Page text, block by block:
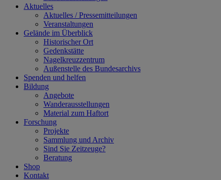
Aktuelles
Aktuelles / Pressemitteilungen
Veranstaltungen
Gelände im Überblick
Historischer Ort
Gedenkstätte
Nagelkreuzzentrum
Außenstelle des Bundesarchivs
Spenden und helfen
Bildung
Angebote
Wanderausstellungen
Material zum Haftort
Forschung
Projekte
Sammlung und Archiv
Sind Sie Zeitzeuge?
Beratung
Shop
Kontakt